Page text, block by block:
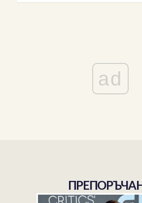
ad